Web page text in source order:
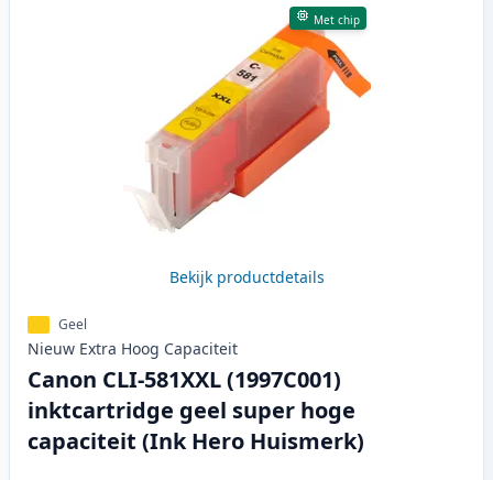
Met chip
Bekijk productdetails
Geel
Nieuw Extra Hoog Capaciteit
Canon CLI-581XXL (1997C001)
inktcartridge geel super hoge
capaciteit (Ink Hero Huismerk)